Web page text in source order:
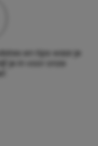
en tips waar je
je in voor onze